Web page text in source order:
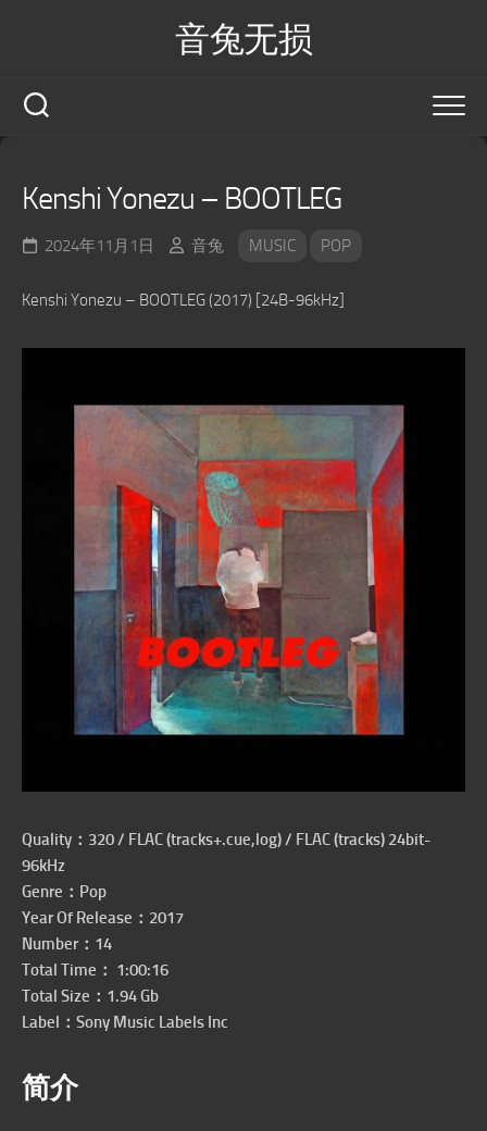
音兔无损
Kenshi Yonezu – BOOTLEG
2024年11月1日 音兔 MUSIC POP
Kenshi Yonezu – BOOTLEG (2017) [24B-96kHz]
Quality：320 / FLAC (tracks+.cue,log) / FLAC (tracks) 24bit-
96kHz
Genre： Pop
Year Of Release：2017
Number：14
Total Time： 1:00:16
Total Size：1.94 Gb
Label：Sony Music Labels Inc
简介